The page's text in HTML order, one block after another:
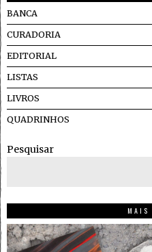
BANCA
CURADORIA
EDITORIAL
LISTAS
LIVROS
QUADRINHOS
Pesquisar
MAIS